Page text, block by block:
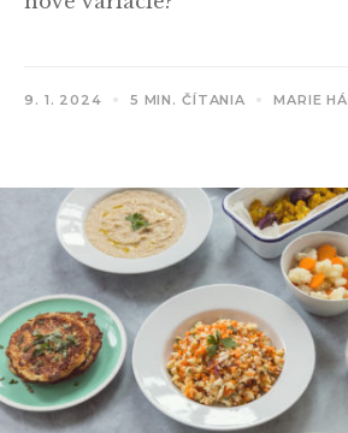
9. 1. 2024 5 MIN. ČÍTANIA MARIE